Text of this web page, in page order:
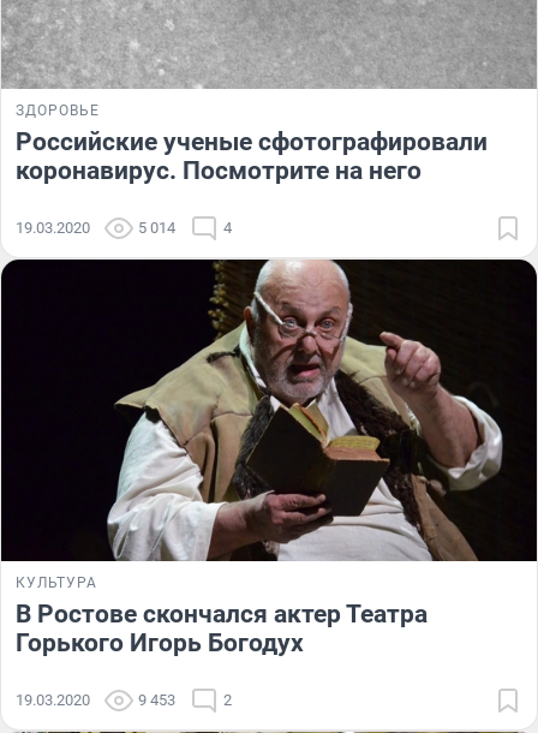
ЗДОРОВЬЕ
Российские ученые сфотографировали
коронавирус. Посмотрите на него
19.03.2020 5 014 4
КУЛЬТУРА
В Ростове скончался актер Театра
Горького Игорь Богодух
19.03.2020 9 453 2